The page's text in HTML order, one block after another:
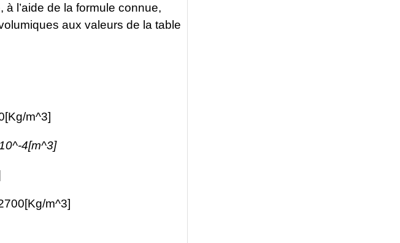
l’aide de la formule connue,
aux valeurs de la table
m^3]
4[m^3]
m^3]